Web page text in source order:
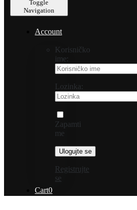
Toggle
Navigation
Account
Korisničko
ime:
Lozinka:
Zapamti
me
Registrujte
se
Cart0